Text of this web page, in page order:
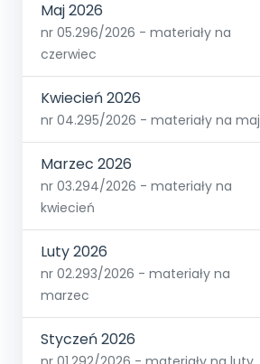
Maj 2026
nr 05.296/2026 - materiały na
czerwiec
Kwiecień 2026
nr 04.295/2026 - materiały na maj
Marzec 2026
nr 03.294/2026 - materiały na
kwiecień
Luty 2026
nr 02.293/2026 - materiały na
marzec
Styczeń 2026